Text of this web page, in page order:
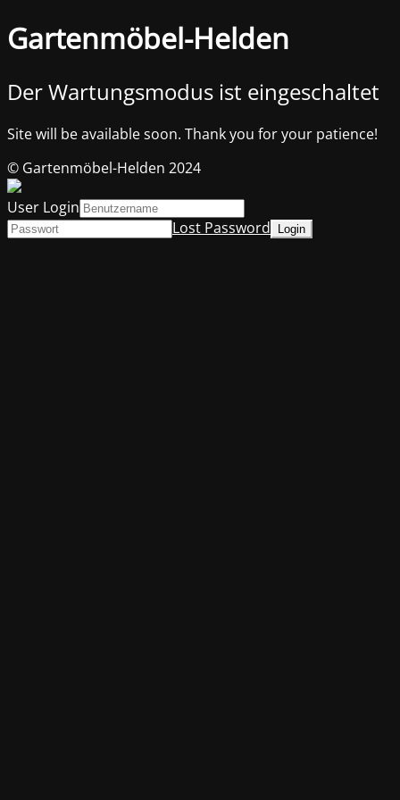
Gartenmöbel-Helden
Der Wartungsmodus ist eingeschaltet
Site will be available soon. Thank you for your patience!
© Gartenmöbel-Helden 2024
User Login
Lost Password